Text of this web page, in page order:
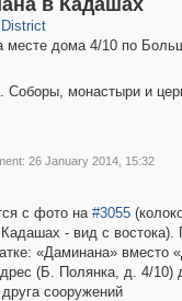
в Кадашах
месте дома 4/10 по
монастыри и
26 January 2014, 15:32
с фото на #3055
- вид с востока).
«Даминана» вместо
(Б. Полянка, д. 4/10)
сооружений